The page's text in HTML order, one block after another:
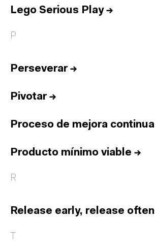
Lego Serious Play→
P
Perseverar→
Pivotar→
Proceso de mejora continua
Producto mínimo viable →
R
Release early, release often
T